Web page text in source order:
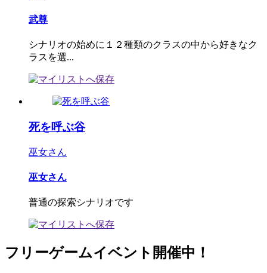
武尊
シナリオの始めに１２種類のクラスの中から好きなク
ラスを選...
死を呼ぶ谷
巫女さん
巫女さん
普通の探索シナリオです
フリーゲームイベント開催中！